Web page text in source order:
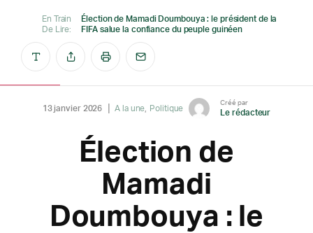
En Train
De Lire:
Élection de Mamadi Doumbouya : le président de la
FIFA salue la confiance du peuple guinéen
13 janvier 2026 A la une Politique
Créé par
Le rédacteur
Élection de
Mamadi
Doumbouya : le